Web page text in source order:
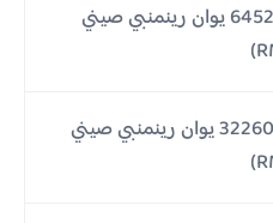
6452.00 يوان رينمنبي صيني
32260.00 يوان رينمنبي صيني